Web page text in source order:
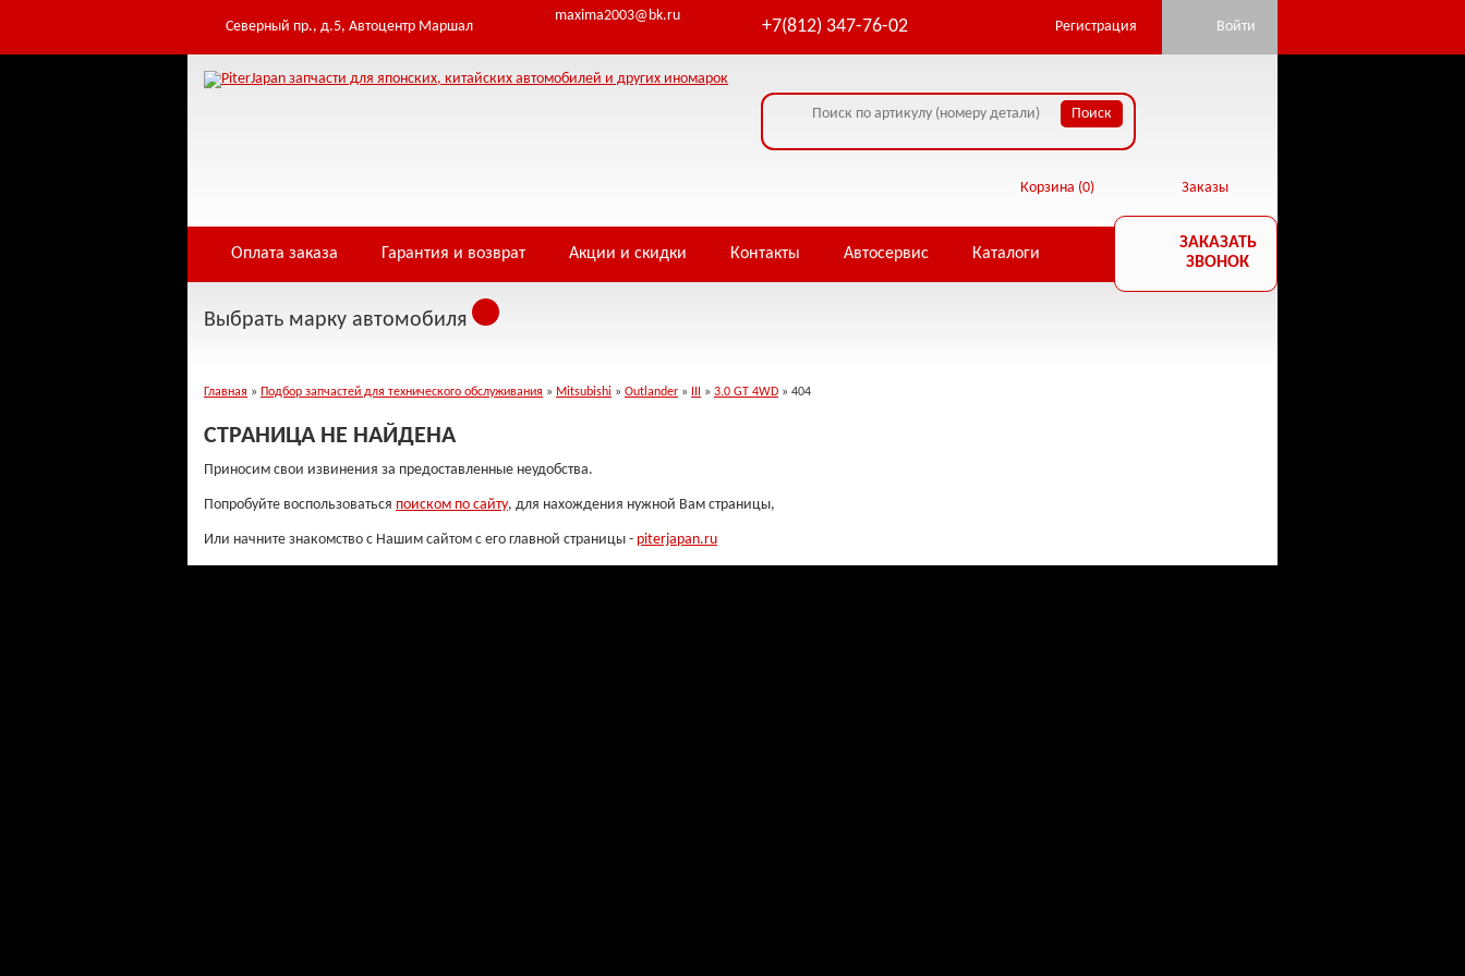
Table 'infowe4f_pjfwds.tomod' doesn't exist Warning: Cannot modify header information - headers already sent by (output started at /home/i/infowe4f/piterjapan.ru/public_html/core/database.php:22) in
/home/i/infowe4f/piterjapan.ru/public_html/controllers/404.php on line 3
Северный пр., д.5, Автоцентр Маршал
maxima2003@bk.ru
+7(812) 347-76-02 Регистрация Войти
Заказы
Корзина (0)
Оплата заказа Гарантия и возврат Акции и скидки Контакты Автосервис Каталоги
ЗАКАЗАТЬ
ЗВОНОК
Выбрать марку автомобиля
Главная » Подбор запчастей для технического обслуживания » Mitsubishi » Outlander » » 3.0 GT 4WD » 404
СТРАНИЦА НЕ НАЙДЕНА
Приносим свои извинения за предоставленные неудобства.
Попробуйте воспользоваться поиском по сайту, для нахождения нужной Вам страницы,
Или начните знакомство с Нашим сайтом с его главной страницы - piterjapan.ru